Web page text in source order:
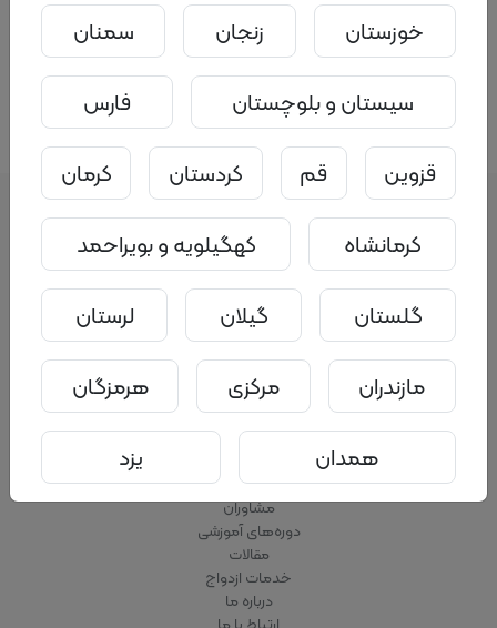
برای ارسال نظر ابتداوارد حساب کاربری خود شوید
خوزستان
زنجان
سمنان
سیستان و بلوچستان
فارس
قزوین
قم کردستان
کرمان
کرمانشاه
کهگیلویه و بویراحمد
گلستان
گیلان
لرستان
مازندران
مرکزی
هرمزگان
همدان
یزد
سامانه ملی ازدواج مشاوره، آموزش،
خدمات
پیمایش سایت
مراکز
مشاوران
دوره‌های آموزشی
مقالات
خدمات ازدواج
درباره ما